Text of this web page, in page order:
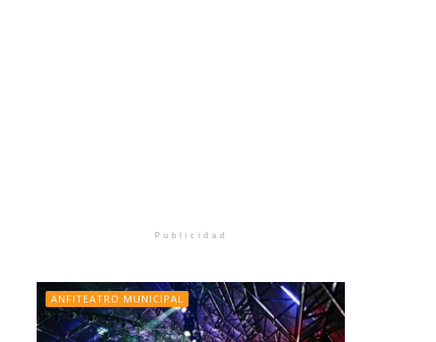
Publicidad
ANFITEATRO MUNICIPAL